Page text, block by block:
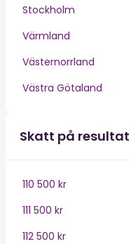
Stockholm
Värmland
Västernorrland
Västra Götaland
Skatt på
110 500 kr
111 500 kr
112 500 kr